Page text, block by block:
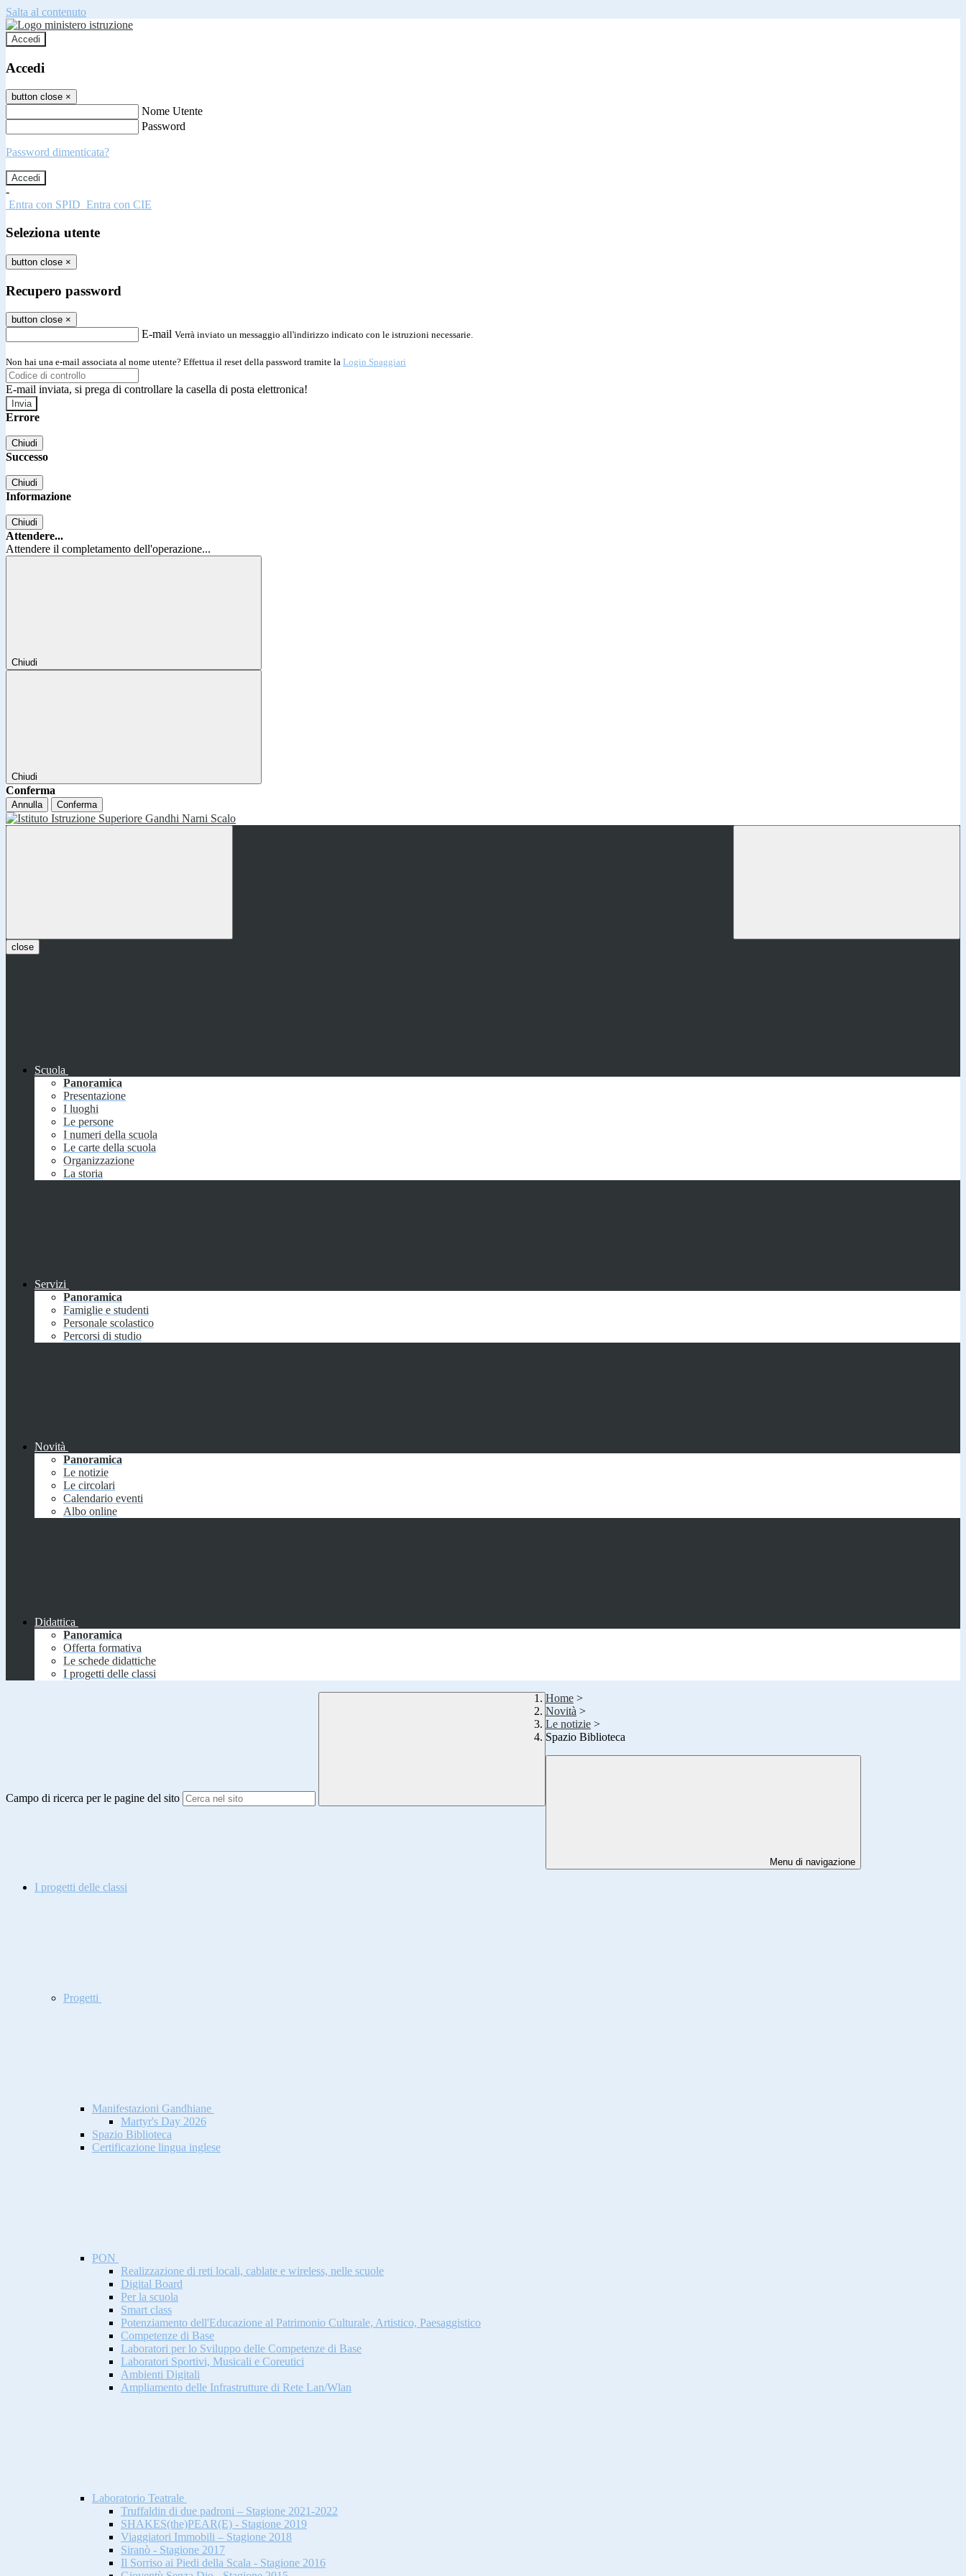
Salta al contenuto
Accedi
Accedi
button close ×
Nome Utente
Password
Password dimenticata?
-
Entra con SPID Entra con CIE
Seleziona utente
button close ×
Recupero password
button close ×
E-mail Verrà inviato un messaggio all'indirizzo indicato con le istruzioni necessarie.
Non hai una e-mail associata al nome utente? Effettua il reset della password tramite la Login Spaggiari
E-mail inviata, si prega di controllare la casella di posta elettronica!
Errore
Chiudi
Successo
Chiudi
Informazione
Chiudi
Attendere...
Attendere il completamento dell'operazione...
Chiudi
Chiudi
Conferma
Annulla Conferma
close
Scuola
Panoramica
Presentazione
I luoghi
Le persone
I numeri della scuola
Le carte della scuola
Organizzazione
La storia
Servizi
Panoramica
Famiglie e studenti
Personale scolastico
Percorsi di studio
Novità
Panoramica
Le notizie
Le circolari
Calendario eventi
Albo online
Didattica
Panoramica
Offerta formativa
Le schede didattiche
I progetti delle classi
Campo di ricerca per le pagine del sito
Home >
Novità >
Le notizie >
Spazio Biblioteca
Menu di navigazione
I progetti delle classi
Progetti
Manifestazioni Gandhiane
Martyr's Day 2026
Spazio Biblioteca
Certificazione lingua inglese
PON
Realizzazione di reti locali, cablate e wireless, nelle scuole
Digital Board
Per la scuola
Smart class
Potenziamento dell'Educazione al Patrimonio Culturale, Artistico, Paesaggistico
Competenze di Base
Laboratori per lo Sviluppo delle Competenze di Base
Laboratori Sportivi, Musicali e Coreutici
Ambienti Digitali
Ampliamento delle Infrastrutture di Rete Lan/Wlan
Laboratorio Teatrale
Truffaldin di due padroni – Stagione 2021-2022
SHAKES(the)PEAR(E) - Stagione 2019
Viaggiatori Immobili – Stagione 2018
Siranò - Stagione 2017
Il Sorriso ai Piedi della Scala - Stagione 2016